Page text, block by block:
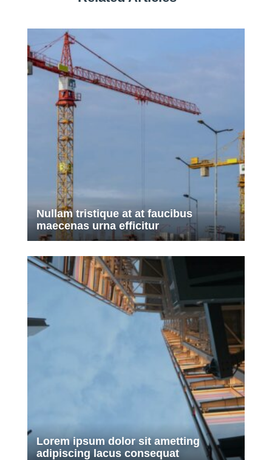
Nullam tristique at at faucibus
maecenas urna efficitur
Lorem ipsum dolor sit ametting
adipiscing lacus consequat